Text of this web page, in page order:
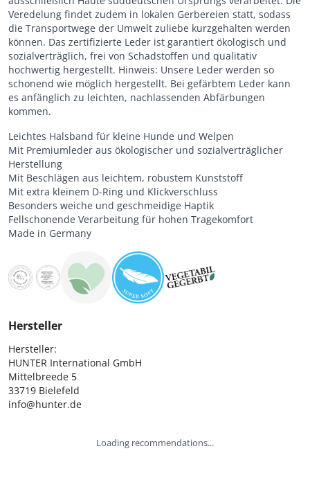
Veredelung findet zudem in lokalen Gerbereien statt, sodass
die Transportwege der Umwelt zuliebe kurzgehalten werden
können. Das zertifizierte Leder ist garantiert ökologisch und
sozialverträglich, frei von Schadstoffen und qualitativ
hochwertig hergestellt. Hinweis: Unsere Leder werden so
schonend wie möglich hergestellt. Bei gefärbtem Leder kann
es anfänglich zu leichten, nachlassenden Abfärbungen
kommen.
Leichtes Halsband für kleine Hunde und Welpen
Mit Premiumleder aus ökologischer und sozialverträglicher
Herstellung
Mit Beschlägen aus leichtem, robustem Kunststoff
Mit extra kleinem D-Ring und Klickverschluss
Besonders weiche und geschmeidige Haptik
Fellschonende Verarbeitung für hohen Tragekomfort
Made in Germany
Hersteller
Hersteller:
HUNTER International GmbH
Mittelbreede 5
33719 Bielefeld
info@hunter.de
Loading recommendations...